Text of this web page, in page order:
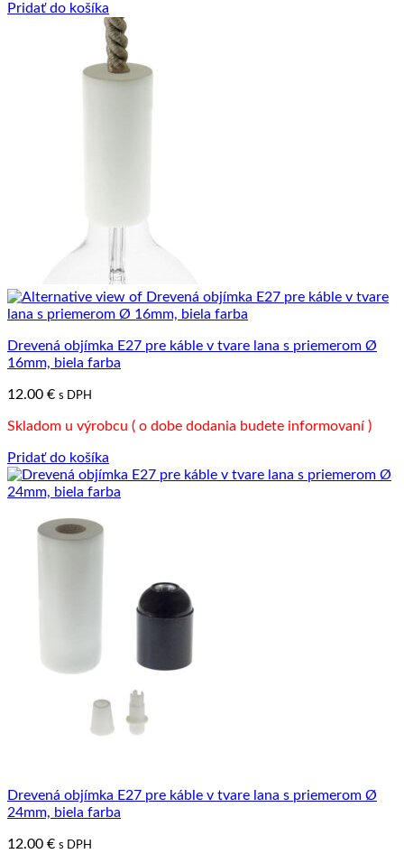
Pridať do košíka
Drevená objímka E27 pre káble v tvare lana s priemerom Ø
16mm, biela farba
12.00 € s DPH
Skladom u výrobcu ( o dobe dodania budete informovaní )
Pridať do košíka
Drevená objímka E27 pre káble v tvare lana s priemerom Ø
24mm, biela farba
12.00 € s DPH